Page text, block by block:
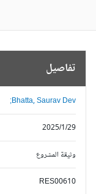
تفاصيل
Bhatta, Saurav Dev;
2025/1/29
وثيقة المشروع
RES00610